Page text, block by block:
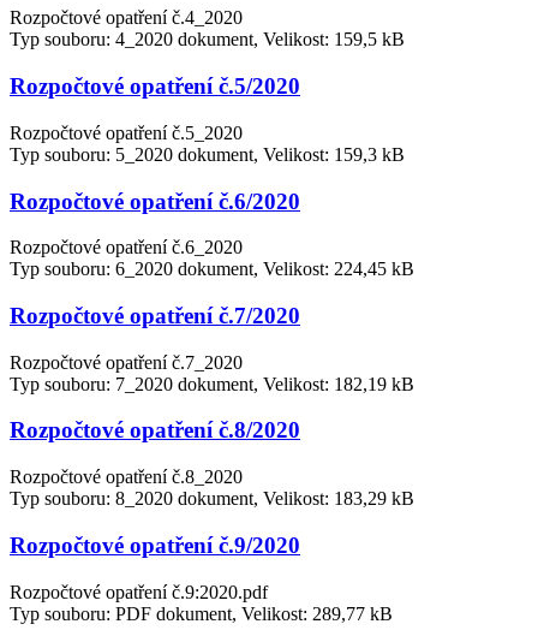
Rozpočtové opatření č.4_2020
Typ souboru: 4_2020 dokument, Velikost: 159,5 kB
Rozpočtové opatření č.5/2020
Rozpočtové opatření č.5_2020
Typ souboru: 5_2020 dokument, Velikost: 159,3 kB
Rozpočtové opatření č.6/2020
Rozpočtové opatření č.6_2020
Typ souboru: 6_2020 dokument, Velikost: 224,45 kB
Rozpočtové opatření č.7/2020
Rozpočtové opatření č.7_2020
Typ souboru: 7_2020 dokument, Velikost: 182,19 kB
Rozpočtové opatření č.8/2020
Rozpočtové opatření č.8_2020
Typ souboru: 8_2020 dokument, Velikost: 183,29 kB
Rozpočtové opatření č.9/2020
Rozpočtové opatření č.9:2020.pdf
Typ souboru: PDF dokument, Velikost: 289,77 kB